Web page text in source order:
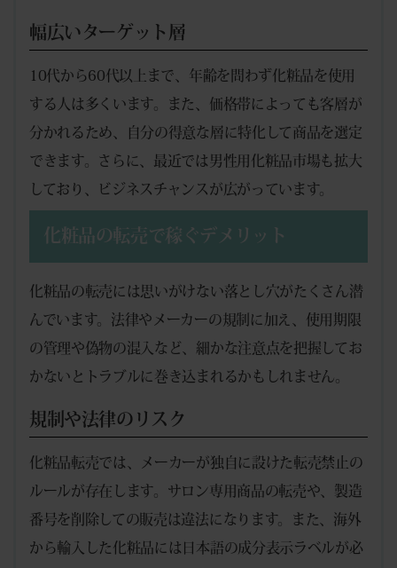
幅広いターゲット層
10代から60代以上まで、年齢を問わず化粧品を使用
する人は多くいます。また、価格帯によっても客層が
分かれるため、自分の得意な層に特化して商品を選定
できます。さらに、最近では男性用化粧品市場も拡大
しており、ビジネスチャンスが広がっています。
化粧品の転売で稼ぐデメリット
化粧品の転売には思いがけない落とし穴がたくさん潜
んでいます。法律やメーカーの規制に加え、使用期限
の管理や偽物の混入など、細かな注意点を把握してお
かないとトラブルに巻き込まれるかもしれません。
規制や法律のリスク
化粧品転売では、メーカーが独自に設けた転売禁止の
ルールが存在します。サロン専用商品の転売や、製造
番号を削除しての販売は違法になります。また、海外
から輸入した化粧品には日本語の成分表示ラベルが必